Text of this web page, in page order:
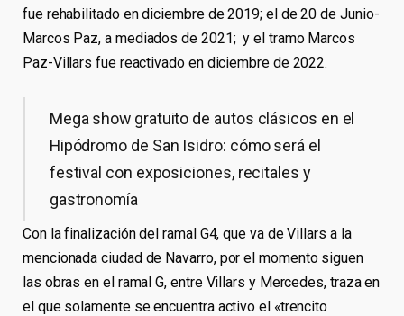
fue rehabilitado en diciembre de 2019; el de 20 de Junio-
Marcos Paz, a mediados de 2021; y el tramo Marcos
Paz-Villars fue reactivado en diciembre de 2022.
Mega show gratuito de autos clásicos en el
Hipódromo de San Isidro: cómo será el
festival con exposiciones, recitales y
gastronomía
Con la finalización del ramal G4, que va de Villars a la
mencionada ciudad de Navarro, por el momento siguen
las obras en el ramal G, entre Villars y Mercedes, traza en
el que solamente se encuentra activo el «trencito